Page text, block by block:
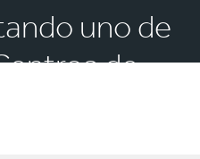
uno de
de